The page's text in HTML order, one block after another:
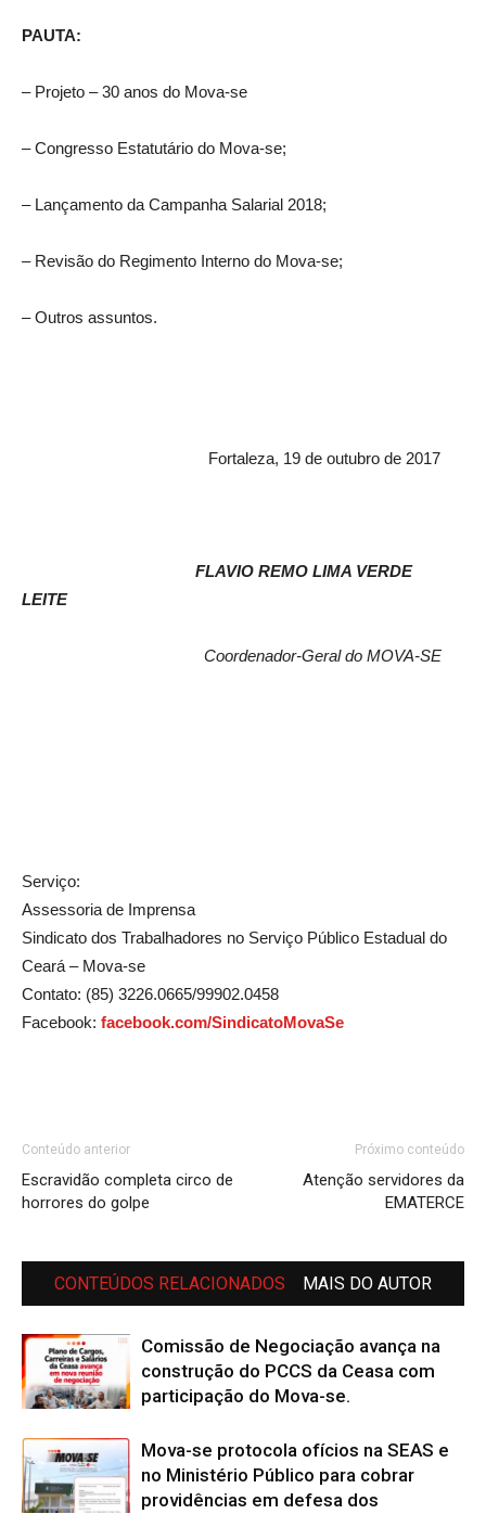
PAUTA:
– Projeto – 30 anos do Mova-se
– Congresso Estatutário do Mova-se;
– Lançamento da Campanha Salarial 2018;
– Revisão do Regimento Interno do Mova-se;
– Outros assuntos.
Fortaleza, 19 de outubro de 2017
FLAVIO REMO LIMA VERDE
LEITE
Coordenador-Geral do MOVA-SE
Serviço:
Assessoria de Imprensa
Sindicato dos Trabalhadores no Serviço Público Estadual do
Ceará – Mova-se
Contato: (85) 3226.0665/99902.0458
Facebook: facebook.com/SindicatoMovaSe
Conteúdo anterior
Escravidão completa circo de
horrores do golpe
Próximo conteúdo
Atenção servidores da
EMATERCE
CONTEÚDOS RELACIONADOS MAIS DO AUTOR
Comissão de Negociação avança na
construção do PCCS da Ceasa com
participação do Mova-se.
Mova-se protocola ofícios na SEAS e
no Ministério Público para cobrar
providências em defesa dos